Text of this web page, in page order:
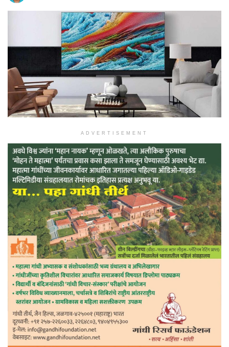
ADVERTISEMENT